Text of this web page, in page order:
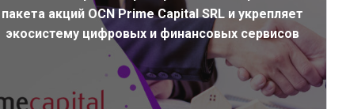
пакета акций OCN Prime Capital SRL и укрепляет
экосистему цифровых и финансовых сервисов